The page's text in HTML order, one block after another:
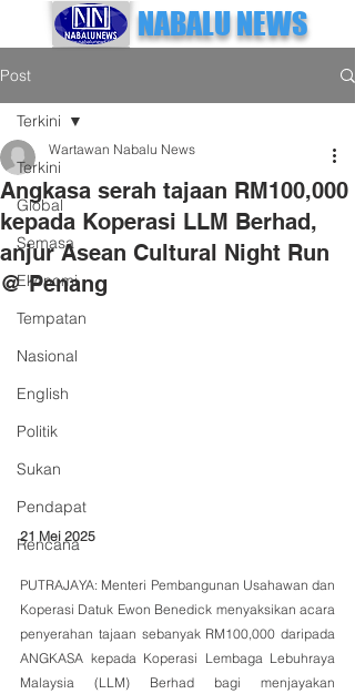
NABALU NEWS
Post
Terkini
Global
Semasa
Ekonomi
Tempatan
Nasional
English
Politik
Sukan
Pendapat
Rencana
Terkini
Angkasa serah tajaan RM100,000
kepada Koperasi LLM Berhad,
anjur Asean Cultural Night Run
@ Penang
Wartawan Nabalu News
21 Mei 2025
PUTRAJAYA: Menteri Pembangunan Usahawan dan
Koperasi Datuk Ewon Benedick menyaksikan acara
penyerahan tajaan sebanyak RM100,000 daripada
ANGKASA kepada Koperasi Lembaga Lebuhraya
Malaysia (LLM) Berhad bagi menjayakan